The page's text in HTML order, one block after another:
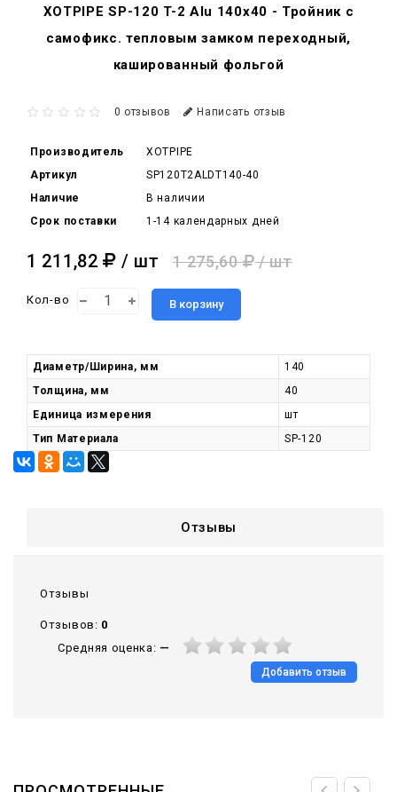
XOTPIPE SP-120 T-2 Alu 140x40 - Тройник c
самофикс. тепловым замком переходный,
кашированный фольгой
0 отзывов Написать отзыв
Производитель
XOTPIPE
Артикул
SP120T2ALDT140-40
Наличие
В наличии
Срок поставки
1-14 календарных дней
1 211,82 / шт 1 275,60 / шт
Кол-во В корзину
Диаметр/Ширина, мм
140
Толщина, мм
40
Единица измерения
шт
Тип Материала
SP-120
Отзывы
Отзывы
Отзывов: 0
Средняя оценка: —
Добавить отзыв